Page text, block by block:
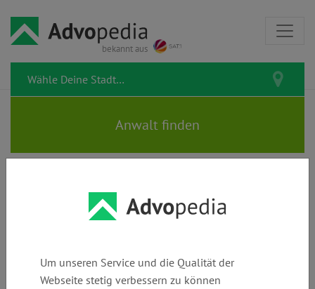
bekannt aus
HUNDERTMARK • ROHDE |
Um unseren Service und die Qualität der
Webseite stetig verbessern zu können